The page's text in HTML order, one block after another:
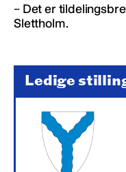
– Det er
Slettholm.
Ledige